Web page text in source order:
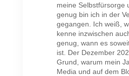
meine Selbstfürsorge
genug bin ich in der
gegangen. Ich weiß,
kenne inzwischen
genug, wann es
ist. Der Dezember
Grund, warum mein
Media und auf dem